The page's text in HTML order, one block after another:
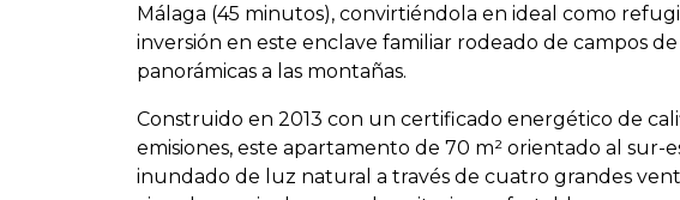
Málaga (45 minutos), convirtiéndola en ideal como
inversión en este enclave familiar rodeado de campos
panorámicas a las montañas.
Construido en 2013 con un certificado energético de
emisiones, este apartamento de 70 m² orientado al sur-
inundado de luz natural a través de cuatro grandes